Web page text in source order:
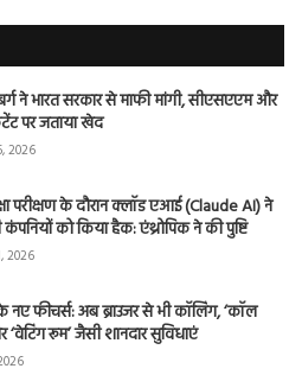
ने भारत सरकार से माफी मांगी, सीएसएएम और
पर जताया खेद
2026
परीक्षण के दौरान क्लॉड एआई (Claude AI) ने
को किया हैक: एंथ्रोपिक ने की पुष्टि
2026
नए फीचर्स: अब ब्राउजर से भी कॉलिंग, ‘कॉल
‘वेटिंग रूम’ जैसी शानदार सुविधाएं